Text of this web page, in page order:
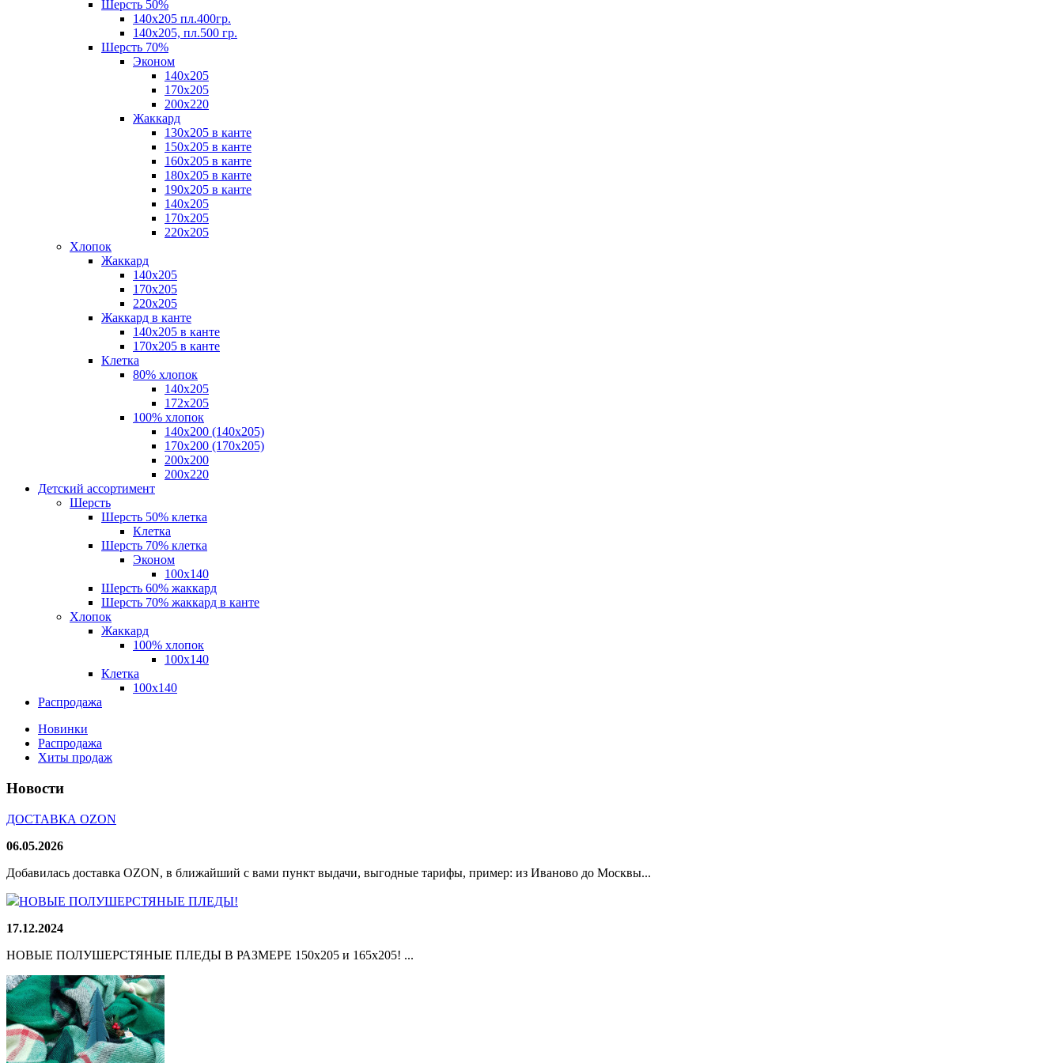
Шерсть 50%
140х205 пл.400гр.
140х205, пл.500 гр.
Шерсть 70%
Эконом
140х205
170х205
200х220
Жаккард
130х205 в канте
150х205 в канте
160х205 в канте
180х205 в канте
190х205 в канте
140х205
170х205
220х205
Хлопок
Жаккард
140x205
170х205
220х205
Жаккард в канте
140х205 в канте
170х205 в канте
Клетка
80% хлопок
140x205
172х205
100% хлопок
140x200 (140х205)
170x200 (170х205)
200х200
200х220
Детский ассортимент
Шерсть
Шерсть 50% клетка
Клетка
Шерсть 70% клетка
Эконом
100x140
Шерсть 60% жаккард
Шерсть 70% жаккард в канте
Хлопок
Жаккард
100% хлопок
100x140
Клетка
100х140
Распродажа
Новинки
Распродажа
Хиты продаж
Новости
ДОСТАВКА OZON
06.05.2026
Добавилась доставка OZON, в ближайший с вами пункт выдачи, выгодные тарифы, пример: из Иваново до Москвы...
НОВЫЕ ПОЛУШЕРСТЯНЫЕ ПЛЕДЫ!
17.12.2024
НОВЫЕ ПОЛУШЕРСТЯНЫЕ ПЛЕДЫ В РАЗМЕРЕ 150х205 и 165х205! ...